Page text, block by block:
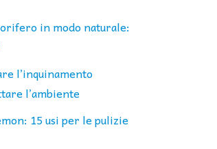
in modo naturale:
l’inquinamento
l’ambiente
15 usi per le pulizie